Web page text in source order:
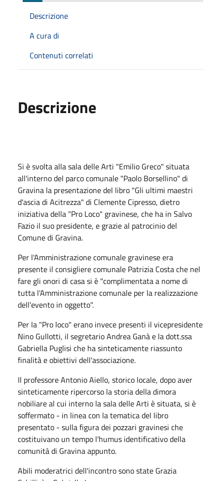
Descrizione
A cura di
Contenuti correlati
Descrizione
Si è svolta alla sala delle Arti "Emilio Greco" situata
all'interno del parco comunale "Paolo Borsellino" di
Gravina la presentazione del libro "Gli ultimi maestri
d'ascia di Acitrezza" di Clemente Cipresso, dietro
iniziativa della "Pro Loco" gravinese, che ha in Salvo
Fazio il suo presidente, e grazie al patrocinio del
Comune di Gravina.
Per l'Amministrazione comunale gravinese era
presente il consigliere comunale Patrizia Costa che nel
fare gli onori di casa si è "complimentata a nome di
tutta l'Amministrazione comunale per la realizzazione
dell'evento in oggetto".
Per la "Pro loco" erano invece presenti il vicepresidente
Nino Gullotti, il segretario Andrea Ganà e la dott.ssa
Gabriella Puglisi che ha sinteticamente riassunto
finalità e obiettivi dell'associazione.
Il professore Antonio Aiello, storico locale, dopo aver
sinteticamente ripercorso la storia della dimora
nobiliare al cui interno la sala delle Arti è situata, si è
soffermato - in linea con la tematica del libro
presentato - sulla figura dei pozzari gravinesi che
costituivano un tempo l'humus identificativo della
comunità di Gravina appunto.
Abili moderatrici dell'incontro sono state Grazia